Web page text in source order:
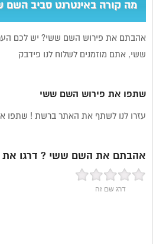
מה קורה באינטרנט סביב השם
אהבתם את פירוש השם ששי? יש לכם
ששי, אתם מוזמנים לשלוח לנו פידבק
שתפו את פירוש השם ששי
עזרו לנו לשתף את האתר ברשת ! שתפו
אהבתם את השם ששי ? דרגו
דרג שם זה